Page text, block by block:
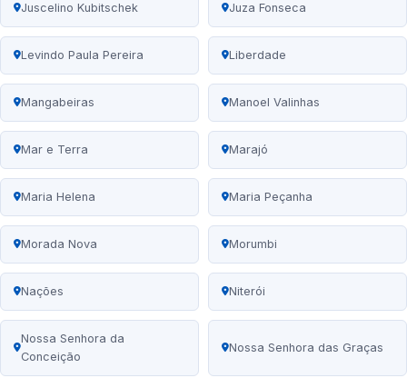
Juscelino Kubitschek Juza Fonseca
Levindo Paula Pereira Liberdade
Mangabeiras Manoel Valinhas
Mar e Terra Marajó
Maria Helena Maria Peçanha
Morada Nova Morumbi
Nações Niterói
Nossa Senhora da
Conceição
Nossa Senhora das Graças